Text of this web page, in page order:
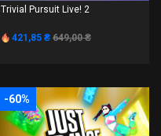
Trivial Pursuit Live! 2
421,85 ₴ 649,00 ₴
-60%